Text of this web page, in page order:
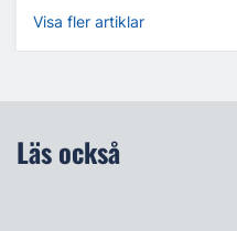
Visa fler artiklar
Läs också